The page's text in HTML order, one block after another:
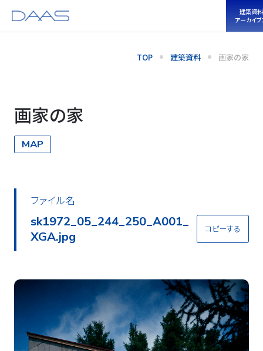
建築資料
アーカイ
TOP 建築資料 画家の家
画家の家
MAP
ファイル名
sk1972_05_244_250_A001_
XGA.jpg
コピーする